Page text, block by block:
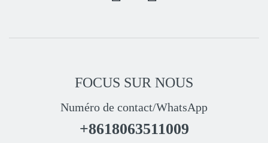
FOCUS SUR NOUS
Numéro de contact/WhatsApp
+8618063511009